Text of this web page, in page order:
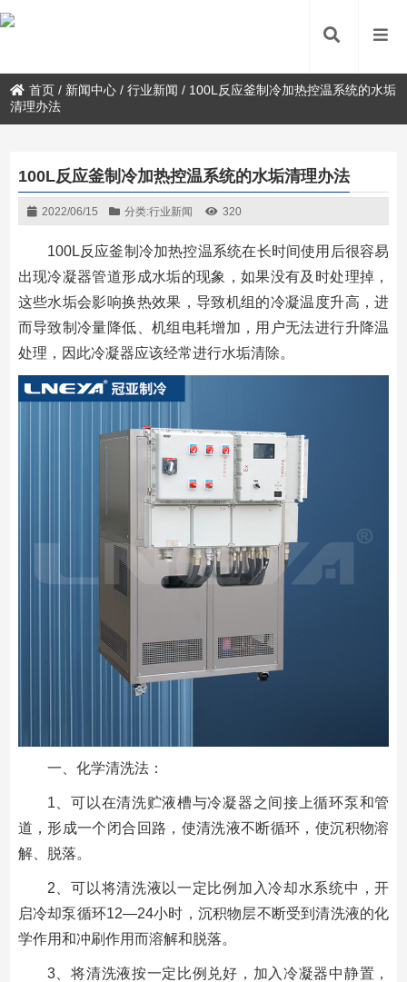
首页 / 新闻中心 /行业新闻 / 100L反应釜制冷加热控温系统的水垢
清理办法
100L反应釜制冷加热控温系统的水垢清理办法
2022/06/15 分类:行业新闻 320
100L反应釜制冷加热控温系统在长时间使用后很容易
出现冷凝器管道形成水垢的现象，如果没有及时处理掉，
这些水垢会影响换热效果，导致机组的冷凝温度升高，进
而导致制冷量降低、机组电耗增加，用户无法进行升降温
处理，因此冷凝器应该经常进行水垢清除。
一、化学清洗法：
1、可以在清洗贮液槽与冷凝器之间接上循环泵和管
道，形成一个闭合回路，使清洗液不断循环，使沉积物溶
解、脱落。
2、可以将清洗液以一定比例加入冷却水系统中，开
启冷却泵循环12—24小时，沉积物层不断受到清洗液的化
学作用和冲刷作用而溶解和脱落。
3、将清洗液按一定比例兑好，加入冷凝器中静置，